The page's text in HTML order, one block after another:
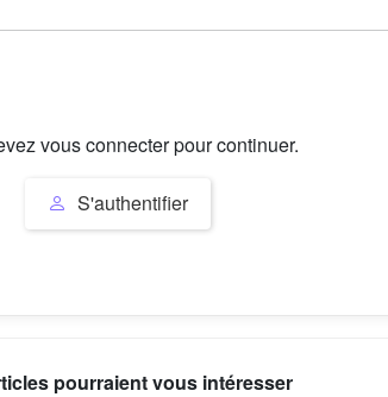
vous connecter pour continuer.
S'authentifier
pourraient vous intéresser